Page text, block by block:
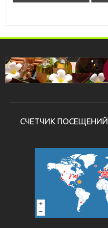
СЧЕТЧИК ПОСЕЩЕНИЙ